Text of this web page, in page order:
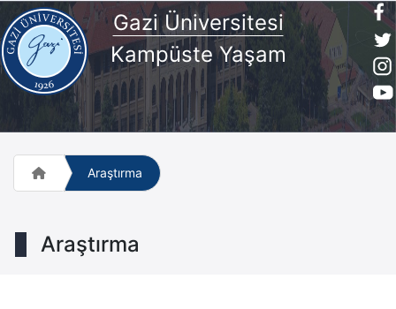
Gazi Üniversitesi
Kampüste Yaşam
Araştırma
Araştırma